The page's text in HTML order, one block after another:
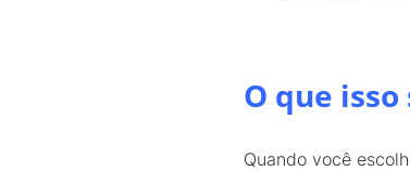
O que
Quando você